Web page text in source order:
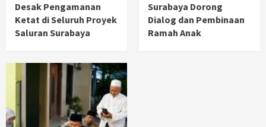
Desak Pengamanan
Ketat di Seluruh Proyek
Saluran Surabaya
Surabaya Dorong
Dialog dan Pembinaan
Ramah Anak